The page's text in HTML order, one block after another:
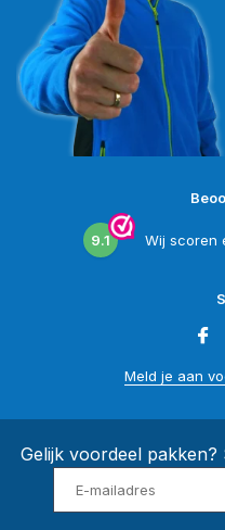
9.1 Wij scoren
Meld je aan
Gelijk voordeel